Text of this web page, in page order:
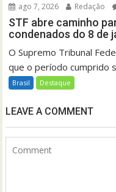
ago 7, 2026 Redação
STF abre caminho
condenados do 8 de
O Supremo Tribunal
que o período cumprido
Brasil Destaque
LEAVE A COMMENT